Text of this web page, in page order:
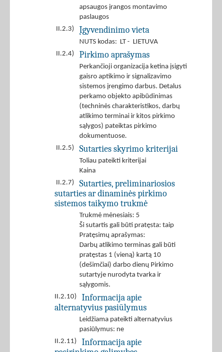
apsaugos įrangos montavimo
paslaugos
II.2.3)
Įgyvendinimo vieta
NUTS kodas: LT - LIETUVA
II.2.4)
Pirkimo aprašymas
Perkančioji organizacija ketina įsigyti
gaisro aptikimo ir signalizavimo
sistemos įrengimo darbus. Detalus
perkamo objekto apibūdinimas
(techninės charakteristikos, darbų
atlikimo terminai ir kitos pirkimo
sąlygos) pateiktas pirkimo
dokumentuose.
II.2.5)
Sutarties skyrimo kriterijai
Toliau pateikti kriterijai
Kaina
II.2.7)
Sutarties, preliminariosios
sutarties ar dinaminės pirkimo
sistemos taikymo trukmė
Trukmė mėnesiais: 5
Ši sutartis gali būti pratęsta: taip
Pratęsimų aprašymas:
Darbų atlikimo terminas gali būti
pratęstas 1 (vieną) kartą 10
(dešimčiai) darbo dienų Pirkimo
sutartyje nurodyta tvarka ir
sąlygomis.
II.2.10)
Informacija apie
alternatyvius pasiūlymus
Leidžiama pateikti alternatyvius
pasiūlymus: ne
II.2.11)
Informacija apie